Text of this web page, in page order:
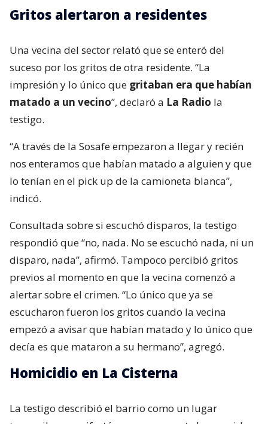
Gritos alertaron a residentes
Una vecina del sector relató que se enteró del
suceso por los gritos de otra residente. “La
impresión y lo único que gritaban era que habían
matado a un vecino”, declaró a La Radio la
testigo.
“A través de la Sosafe empezaron a llegar y recién
nos enteramos que habían matado a alguien y que
lo tenían en el pick up de la camioneta blanca”,
indicó.
Consultada sobre si escuchó disparos, la testigo
respondió que “no, nada. No se escuchó nada, ni un
disparo, nada”, afirmó. Tampoco percibió gritos
previos al momento en que la vecina comenzó a
alertar sobre el crimen. “Lo único que ya se
escucharon fueron los gritos cuando la vecina
empezó a avisar que habían matado y lo único que
decía es que mataron a su hermano”, agregó.
Homicidio en La Cisterna
La testigo describió el barrio como un lugar